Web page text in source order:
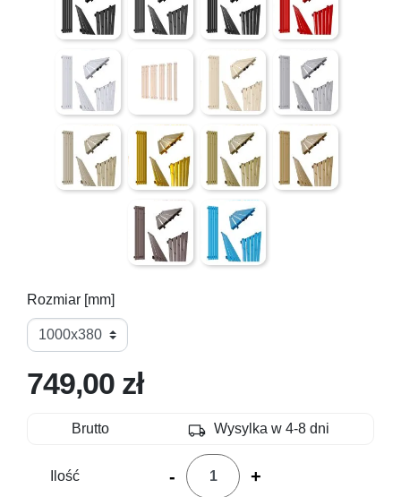
Szary struktura (lekko chropowata powierzchnia)
Pink Rose ( złoty róż - gładki )
QUARTZ I struktura (lekko
4 LUTY ( mieniące
QUARTZ II struktura (lekko chropowata
Złoty ( półmat )Antyk Jaśniejszy ( gładki )
Antyk Ciemniejszy
Bordo struktura (lekko chropowata
Niebieski ( gładki )
Rozmiar [mm]
749,00 zł
Brutto local_shipping Wysylka w 4-8 dni
Ilość - +